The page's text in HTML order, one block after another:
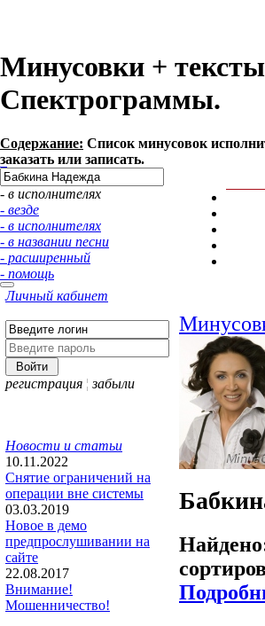
Минусовки +
Спектрограммы.
Содержание: Список минусовок
заказать или записать.
- в исполнителях
- везде
- в исполнителях
- в названии песни
- расширенный
- помощь
Личный кабинет
регистрация ¦ забыли
Новости и статьи
10.11.2022
Снятие ограничений на
операции вне системы
03.03.2019
Новое в демо
предпрослушивании на
сайте
22.08.2017
Внимание!
Мошенничество!